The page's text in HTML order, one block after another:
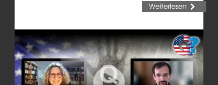
Weiterlesen